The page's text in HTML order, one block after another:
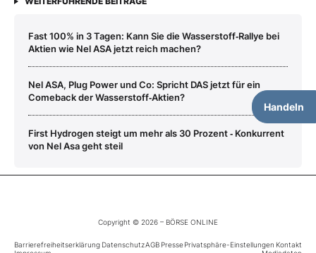
Handeln
Fast 100% in 3 Tagen: Kann Sie die Wasserstoff‑Rallye bei
Aktien wie Nel ASA jetzt reich machen?
Nel ASA, Plug Power und Co: Spricht DAS jetzt für ein
Comeback der Wasserstoff‑Aktien?
First Hydrogen steigt um mehr als 30 Prozent ‑ Konkurrent
von Nel Asa geht steil
Copyright © 2026 – BÖRSE ONLINE
Barrierefreiheitserklärung DatenschutzAGB PressePrivatsphäre-Einstellungen Kontakt